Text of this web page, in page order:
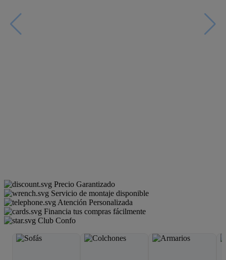
Precio Garantizado
Servicio de montaje disponible
Atención Personalizada
Financia tus compras fácilmente
Club Confo